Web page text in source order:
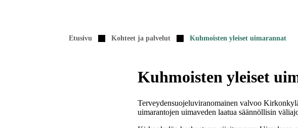
Etusivu Kohteet ja palvelut Kuhmoisten yleiset uimarannat
Kuhmoisten yleiset
Terveydensuojeluviranomainen valvoo
uimarantojen uimaveden laatua säännöllisin